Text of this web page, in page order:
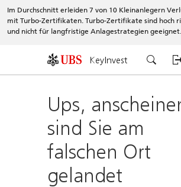
Im Durchschnitt erleiden 7 von 10 Kleinanlegern
mit Turbo-Zertifikaten. Turbo-Zertifikate sind hoch
und nicht für langfristige Anlagestrategien geeignet.
KeyInvest
Ups,
sind Sie am
falschen Ort
gelandet